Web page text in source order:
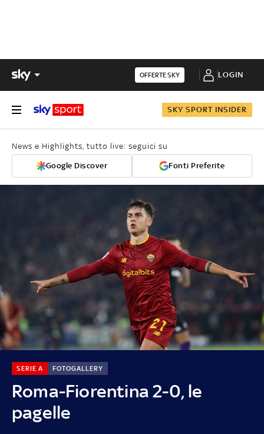
OFFERTE SKY LOGIN
SKY SPORT INSIDER
News e Highlights, tutto live: seguici su
Google Discover Fonti Preferite
Roma-Fiorentina 2-0, le
pagelle
SERIE A FOTOGALLERY